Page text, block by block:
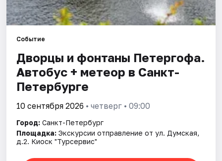
Событие
Дворцы и фонтаны Петергофа.
Автобус + метеор в Санкт-
Петербурге
10 сентября 2026 • четверг • 09:00
Город: Санкт-Петербург
Площадка: Экскурсии отправление от ул. Думская,
д.2. Киоск "Турсервис"